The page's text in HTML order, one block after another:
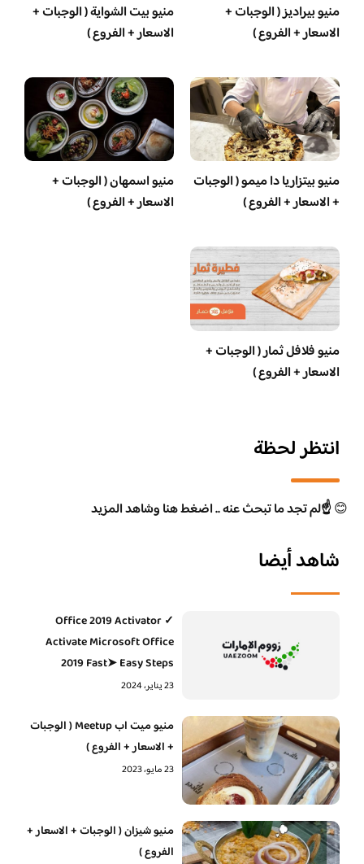
منيو بيراديز ( الوجبات +
الاسعار + الفروع )
منيو بيت الشواية ( الوجبات +
الاسعار + الفروع )
منيو بيتزاريا دا ميمو ( الوجبات
+ الاسعار + الفروع )
منيو اسمهان ( الوجبات +
الاسعار + الفروع )
منيو فلافل ثمار ( الوجبات +
الاسعار + الفروع )
انتظر لحظة
😊☝️لم تجد ما تبحث عنه .. اضغط هنا وشاهد المزيد
شاهد أيضا
Office 2019 Activator ✓
Activate Microsoft Office
2019 Fast➤ Easy Steps
23 يناير، 2024
منيو ميت اب Meetup ( الوجبات
+ الاسعار + الفروع )
23 مايو، 2023
منيو شيزان ( الوجبات + الاسعار +
الفروع )